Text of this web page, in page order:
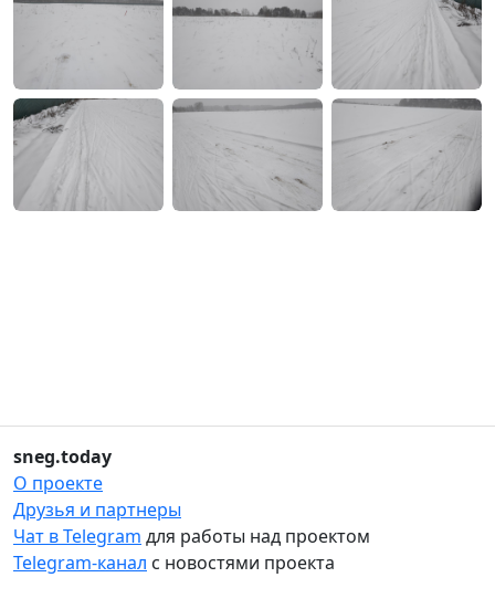
sneg.today
О проекте
Друзья и партнеры
Чат в Telegram для работы над проектом
Telegram-канал с новостями проекта